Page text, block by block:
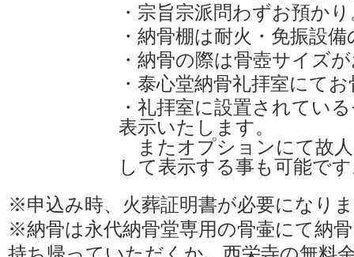
・宗旨宗派問わずお預か
・納骨棚は耐火・免振設
・納骨の際は骨壺サイズ
・泰心堂納骨礼拝室にて
・礼拝室に設置されてい
表示いたします。
またオプションにて故
して表示する事も可能で
※申込み時、火葬証明書が必要になり
※納骨は永代納骨堂専用の骨壷にて納